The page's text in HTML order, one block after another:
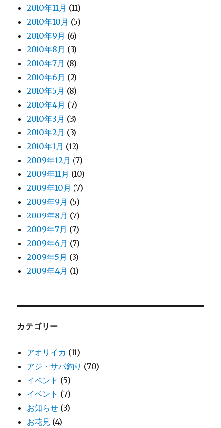
2010年11月 (11)
2010年10月 (5)
2010年9月 (6)
2010年8月 (3)
2010年7月 (8)
2010年6月 (2)
2010年5月 (8)
2010年4月 (7)
2010年3月 (3)
2010年2月 (3)
2010年1月 (12)
2009年12月 (7)
2009年11月 (10)
2009年10月 (7)
2009年9月 (5)
2009年8月 (7)
2009年7月 (7)
2009年6月 (7)
2009年5月 (3)
2009年4月 (1)
カテゴリー
アオリイカ (11)
アジ・サバ釣り (70)
イベント (5)
イベント (7)
お知らせ (3)
お花見 (4)